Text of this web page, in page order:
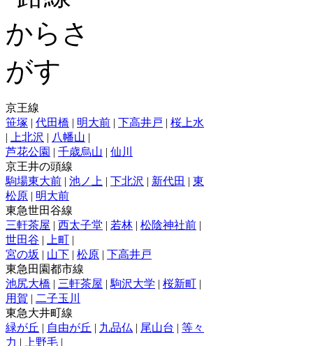
京王線
笹塚 | 代田橋 | 明大前 | 下高井戸 | 桜上水
|
上北沢 | 八幡山 |
芦花公園 | 千歳烏山 | 仙川
京王井の頭線
駒場東大前 | 池ノ上 | 下北沢 | 新代田 | 東
松原 | 明大前
東急世田谷線
三軒茶屋 | 西太子堂 | 若林 | 松陰神社前 |
世田谷 | 上町 |
宮の坂 | 山下 | 松原 | 下高井戸
東急田園都市線
池尻大橋 | 三軒茶屋 | 駒沢大学 | 桜新町 |
用賀 | 二子玉川
東急大井町線
緑が丘 | 自由が丘 | 九品仏 | 尾山台 | 等々
力 | 上野毛 |